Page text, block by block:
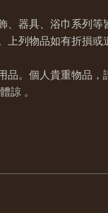
、器具、浴巾系列等
上列物品如有折損或
品。個人貴重物品，
諒 。